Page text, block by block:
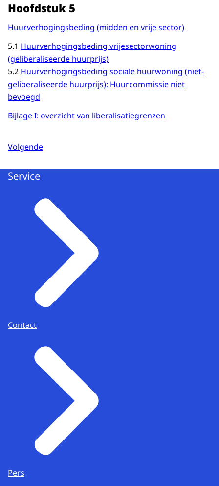
Hoofdstuk 5
Huurverhogingsbeding (midden en vrije sector)
5.1 Huurverhogingsbeding vrijesectorwoning
(geliberaliseerde huurprijs)
5.2 Huurverhogingsbeding sociale huurwoning (niet-
geliberaliseerde huurprijs): Huurcommissie niet
bevoegd
Bijlage I: overzicht van liberalisatiegrenzen
Volgende
Service
Contact
Pers